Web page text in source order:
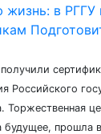
в РГГУ
Российского
Торжественная
прошла в